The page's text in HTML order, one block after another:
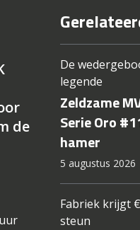
de
De
legende
Zeldzame
Serie Oro
hamer
5 augustus 2026
Fabriek krijgt
steun